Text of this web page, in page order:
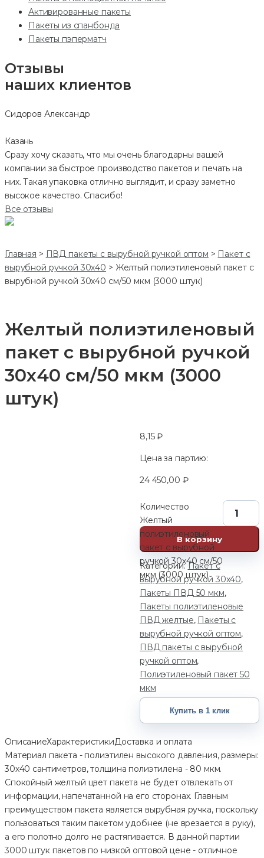
Активированные пакеты
Пакеты из спанбонда
Пакеты пэперматч
Отзывы
наших клиентов
Сидоров Александр
Казань
Сразу хочу сказать, что мы очень благодарны вашей
компании за быстрое производство пакетов и печать на
них. Такая упаковка отлично выглядит, и сразу заметно
высокое качество. Спасибо!
Все отзывы
Главная > ПВД пакеты с вырубной ручкой оптом > Пакет с
вырубной ручкой 30х40 > Желтый полиэтиленовый пакет с
вырубной ручкой 30х40 см/50 мкм (3000 штук)
Желтый полиэтиленовый
пакет с вырубной ручкой
30х40 см/50 мкм (3000
штук)
8,15₽
Цена за партию:
24 450,00 ₽
Количество
Желтый
полиэтиленовый
пакет с вырубной
ручкой 30х40 см/50
мкм (3000 штук)
В корзину
Категории:Пакет с
вырубной ручкой 30х40,
Пакеты ПВД 50 мкм,
Пакеты полиэтиленовые
ПВД желтые, Пакеты с
вырубной ручкой оптом,
ПВД пакеты с вырубной
ручкой оптом,
Полиэтиленовый пакет 50
мкм
Купить в 1 клик
ОписаниеХарактеристикиДоставка и оплата
Материал пакета - полиэтилен высокого давления, размеры:
30х40 сантиметров, толщина полиэтилена - 80 мкм.
Спокойный желтый цвет пакета не будет отвлекать от
информации, напечатанной на его сторонах. Главным
преимуществом пакета является вырубная ручка, поскольку
пользоваться таким пакетом удобнее (не врезается в руку),
а его полотно долго не растягивается. В данной партии
3000 штук пакетов по низкой оптовой цене - отличное